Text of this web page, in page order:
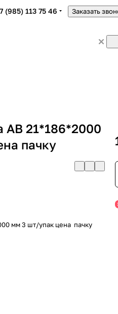
(985) 113 75 46 Заказать
АВ 21*186*2000
пачку
мм 3 шт/упак цена пачку